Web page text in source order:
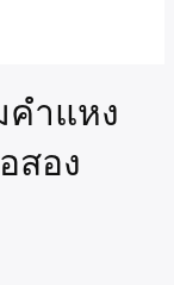
คำแหง
สอง